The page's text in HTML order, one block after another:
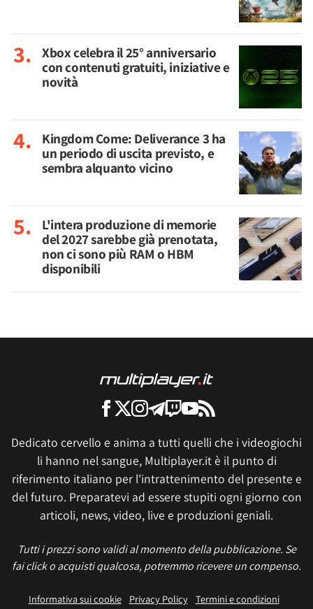
Xbox celebra il 25° anniversario
con contenuti gratuiti, iniziative e
novità
Kingdom Come: Deliverance 3 ha
un periodo di uscita previsto, e
sembra alquanto vicino
L'intera produzione di memorie
del 2027 sarebbe già prenotata,
non ci sono più RAM o HBM
disponibili
Dedicato cervello e anima a tutti quelli che i videogiochi
li hanno nel sangue, Multiplayer.it è il punto di
riferimento italiano per l'intrattenimento del presente e
del futuro. Preparatevi ad essere stupiti ogni giorno con
articoli, news, video, live e produzioni geniali.
Tutti i prezzi sono validi al momento della pubblicazione. Se
fai click o acquisti qualcosa, potremmo ricevere un compenso.
Informativa sui cookie Privacy Policy
Termini e condizioni